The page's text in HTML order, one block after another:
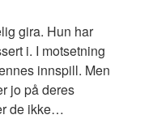
gira. Hun har
i. I motsetning
innspill. Men
jo på deres
de ikke…